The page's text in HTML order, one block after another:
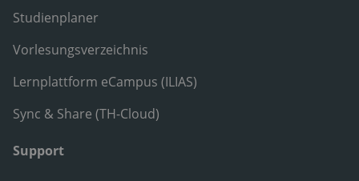
Studienplaner
Vorlesungsverzeichnis
Lernplattform eCampus (ILIAS)
Sync & Share (TH-Cloud)
Support